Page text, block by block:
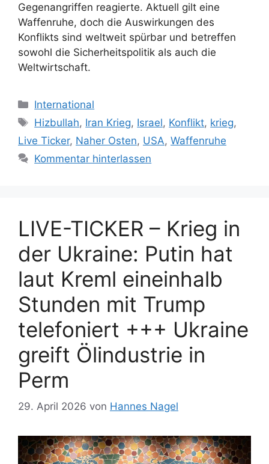
Gegenangriffen reagierte. Aktuell gilt eine
Waffenruhe, doch die Auswirkungen des
Konflikts sind weltweit spürbar und betreffen
sowohl die Sicherheitspolitik als auch die
Weltwirtschaft.
Kategorien
International
Schlagwörter
Hizbullah, Iran Krieg, Israel, Konflikt, krieg,
Live Ticker, Naher Osten, USA, Waffenruhe
Kommentar hinterlassen
LIVE-TICKER – Krieg in
der Ukraine: Putin hat
laut Kreml eineinhalb
Stunden mit Trump
telefoniert +++ Ukraine
greift Ölindustrie in
Perm
29. April 2026 von Hannes Nagel